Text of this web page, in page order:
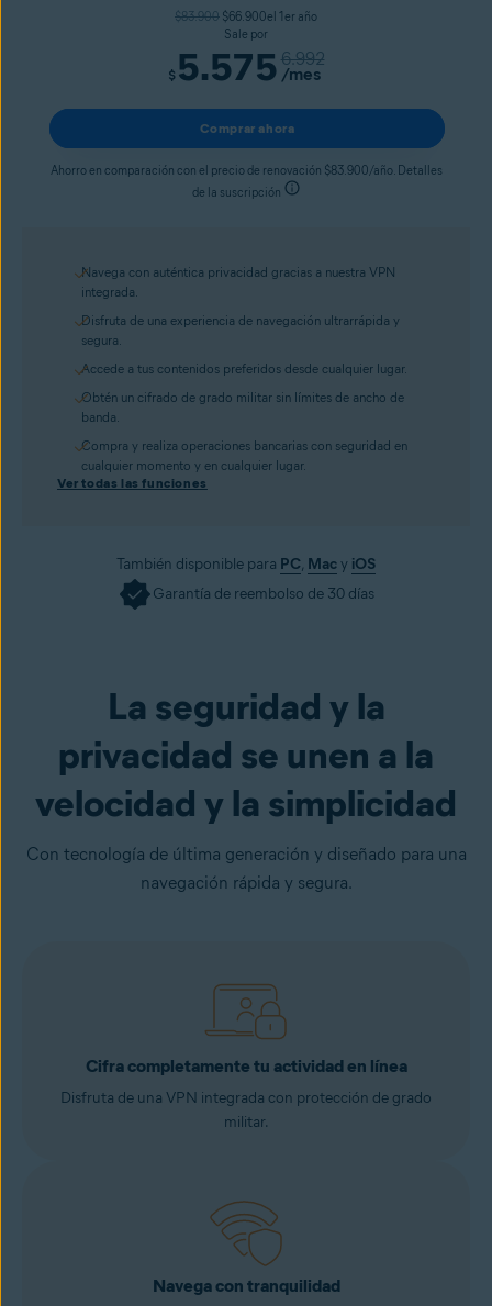
Navega con auténtica privacidad gracias a nuestra VPN
integrada.
Disfruta de una experiencia de navegación ultrarrápida y
segura.
Accede a tus contenidos preferidos desde cualquier lugar.
Obtén un cifrado de grado militar sin límites de ancho de
banda.
Compra y realiza operaciones bancarias con seguridad en
cualquier momento y en cualquier lugar.
Ver todas las funciones
$83.900 $66.900el 1er año
Sale por
$ 5.575 6.992
/mes
Comprar ahora
Ahorro en comparación con el precio de renovación $83.900/año. Detalles
de la suscripción
También disponible para PC, Macy iOS
Garantía de reembolso de 30 días
La seguridad y la
privacidad se unen a la
velocidad y la simplicidad
Con tecnología de última generación y diseñado para una
navegación rápida y segura.
Cifra completamente tu actividad en línea
Disfruta de una VPN integrada con protección de grado
militar.
Navega con tranquilidad